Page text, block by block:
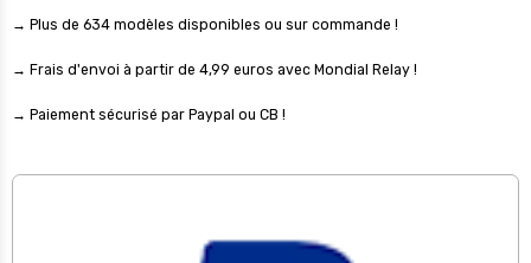
→ Plus de 634 modèles disponibles ou sur commande !
→ Frais d'envoi à partir de 4,99 euros avec Mondial Relay !
→ Paiement sécurisé par Paypal ou CB !